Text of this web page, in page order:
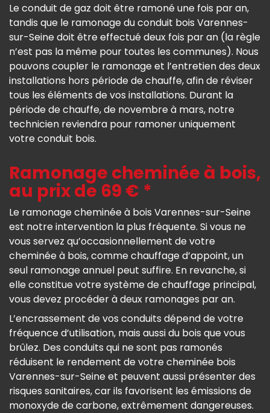
Le conduit de gaz doit être ramoné une fois par an,
tandis que le ramonage du conduit bois Varennes-
sur-Seine doit être effectué deux fois par an (la règle
n’est pas la même pour toutes les communes). Nous
pouvons coupler le ramonage et l’entretien des deux
installations hors période de chauffe, afin de réviser
tous les éléments de vos installations. Durant la
période de chauffe, de novembre à mars, notre
technicien reviendra pour ramoner uniquement
votre conduit bois.
Ramonage cheminée à bois,
au prix de 69 € *
Le ramonage cheminée à bois Varennes-sur-Seine
est notre intervention la plus fréquente. Si vous ne
vous servez qu’occasionnellement de votre
cheminée à bois, comme chauffage d’appoint, un
seul ramonage annuel peut suffire. En revanche, si
elle constitue votre système de chauffage principal,
vous devez procéder à deux ramonages par an.
L’encrassement de vos conduits dépend de votre
fréquence d’utilisation, mais aussi du bois que vous
brûlez. Des conduits qui ne sont pas ramonés
réduisent le rendement de votre cheminée bois
Varennes-sur-Seine et peuvent aussi présenter des
risques sanitaires, car ils favorisent les émissions de
monoxyde de carbone, extrêmement dangereuses.